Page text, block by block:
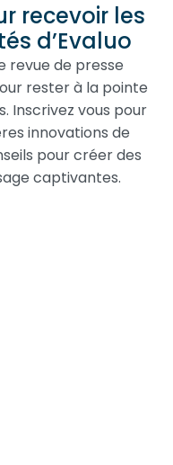
recevoir les
d’Evaluo
revue de presse
rester à la pointe
Inscrivez vous pour
innovations de
pour créer des
captivantes.